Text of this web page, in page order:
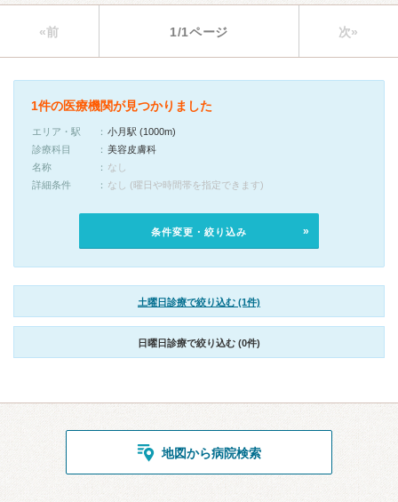
«前 1/1ページ 次»
1件の医療機関が見つかりました
エリア・駅
小月駅 (1000m)
診療科目
美容皮膚科
名称
なし
詳細条件
なし (曜日や時間帯を指定できます)
条件変更・絞り込み
土曜日診療で絞り込む (1件)
日曜日診療で絞り込む (0件)
地図から病院検索